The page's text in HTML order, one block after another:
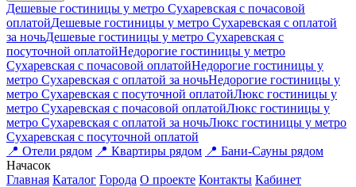
Дешевые гостиницы у метро Сухаревская c почасовой
оплатойДешевые гостиницы у метро Сухаревская с оплатой
за ночьДешевые гостиницы у метро Сухаревская c
посуточной оплатойНедорогие гостиницы у метро
Сухаревская c почасовой оплатойНедорогие гостиницы у
метро Сухаревская с оплатой за ночьНедорогие гостиницы у
метро Сухаревская c посуточной оплатойЛюкс гостиницы у
метро Сухаревская c почасовой оплатойЛюкс гостиницы у
метро Сухаревская с оплатой за ночьЛюкс гостиницы у метро
Сухаревская c посуточной оплатой
📍 Отели рядом 📍 Квартиры рядом 📍 Бани-Сауны рядом
Начасок
Главная Каталог Города О проекте Контакты Кабинет